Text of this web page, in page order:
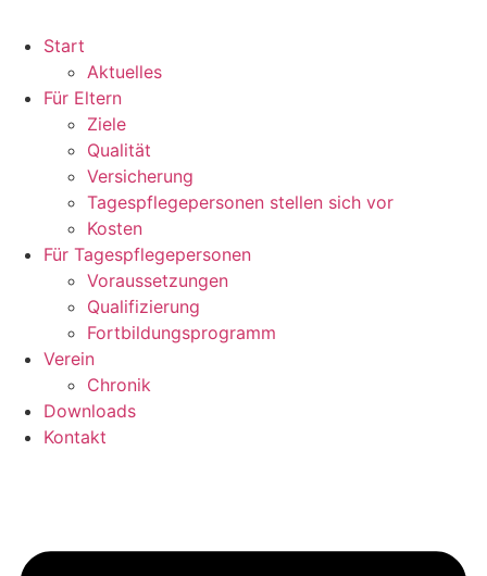
Start
Aktuelles
Für Eltern
Ziele
Qualität
Versicherung
Tagespflegepersonen stellen sich vor
Kosten
Für Tagespflegepersonen
Voraussetzungen
Qualifizierung
Fortbildungsprogramm
Verein
Chronik
Downloads
Kontakt